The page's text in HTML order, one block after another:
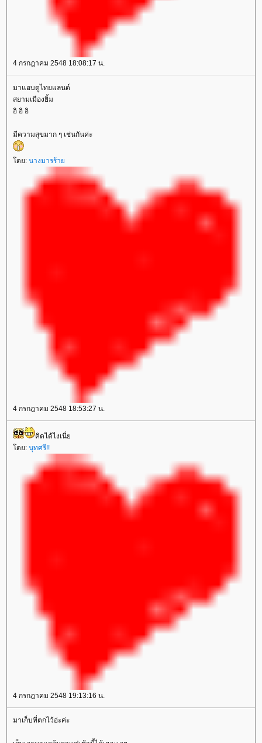
4 กรกฎาคม 2548 18:08:17 น.
มาแอบดูไทยแลนด์
สยามเมืองยิ้ม
อิ อิ อิ
มีความสุขมาก ๆ เช่นกันค่ะ
ดย: นางมารร้า
4 กรกฎาคม 2548 18:53:27 น.
คิดได้ไงเนี่
ดย: นุทศรี!!
4 กรกฎาคม 2548 19:13:16 น.
มาเก็บที่ตกไว้อ่ะค่ะ